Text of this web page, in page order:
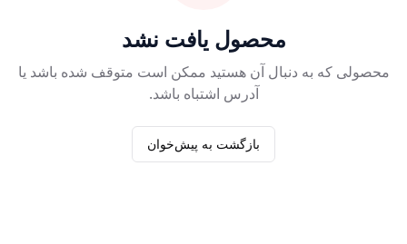
محصول یافت نشد
محصولی که به دنبال آن هستید ممکن است متوقف شده باشد یا
آدرس اشتباه باشد.
بازگشت به پیش‌خوان